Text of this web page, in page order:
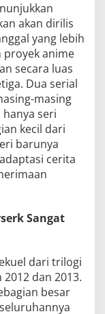
akan dirilis
yang lebih
proyek anime
secara luas
Dua serial
masing
seri
kecil dari
barunya
cerita
Sangat
dari trilogi
dan 2013.
besar